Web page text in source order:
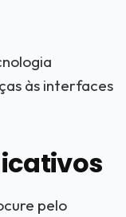
às interfaces
pelo